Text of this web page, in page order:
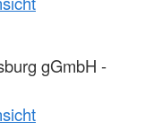
gGmbH -